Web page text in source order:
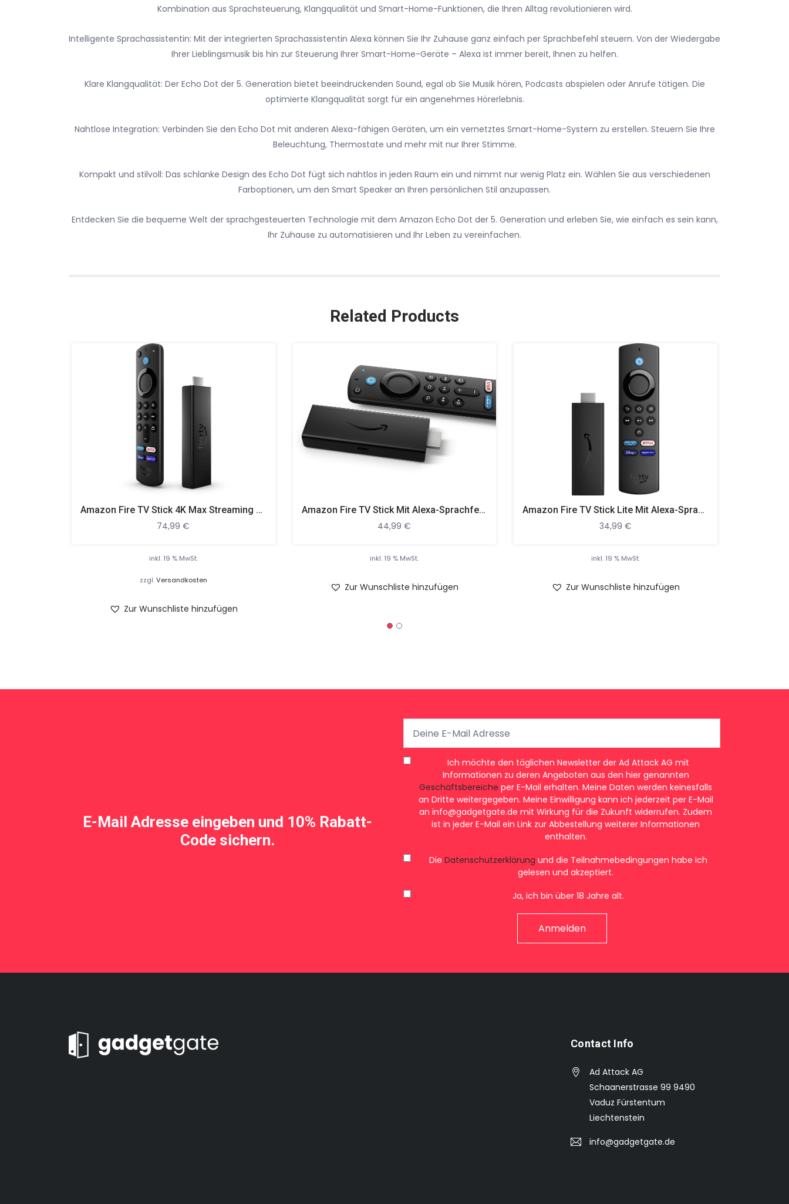
Kombination aus Sprachsteuerung, Klangqualität und Smart-Home-Funktionen, die Ihren Alltag revolutionieren wird.
Intelligente Sprachassistentin: Mit der integrierten Sprachassistentin Alexa können Sie Ihr Zuhause ganz einfach per Sprachbefehl steuern. Von der Wiedergabe
Ihrer Lieblingsmusik bis hin zur Steuerung Ihrer Smart-Home-Geräte – Alexa ist immer bereit, Ihnen zu helfen.
Klare Klangqualität: Der Echo Dot der 5. Generation bietet beeindruckenden Sound, egal ob Sie Musik hören, Podcasts abspielen oder Anrufe tätigen. Die
optimierte Klangqualität sorgt für ein angenehmes Hörerlebnis.
Nahtlose Integration: Verbinden Sie den Echo Dot mit anderen Alexa-fähigen Geräten, um ein vernetztes Smart-Home-System zu erstellen. Steuern Sie Ihre
Beleuchtung, Thermostate und mehr mit nur Ihrer Stimme.
Kompakt und stilvoll: Das schlanke Design des Echo Dot fügt sich nahtlos in jeden Raum ein und nimmt nur wenig Platz ein. Wählen Sie aus verschiedenen
Farboptionen, um den Smart Speaker an Ihren persönlichen Stil anzupassen.
Entdecken Sie die bequeme Welt der sprachgesteuerten Technologie mit dem Amazon Echo Dot der 5. Generation und erleben Sie, wie einfach es sein kann,
Ihr Zuhause zu automatisieren und Ihr Leben zu vereinfachen.
Related Products
Amazon Fire TV Stick 4K Max Streaming Stick, Schwarz
74,99€
inkl. 19 % MwSt.
zzgl.Versandkosten
Zur Wunschliste hinzufügen
Amazon Fire TV Stick Mit Alexa-Sprachfernbedienung (mit TV-Steuerungstasten) Streaming Stick, Schwarz
44,99€
inkl. 19 % MwSt.
Zur Wunschliste hinzufügen
Amazon Fire TV Stick Lite Mit Alexa-Sprachfernbedienung Lite (ohne TV-Steuerungstasten) Streaming Stick, Schwarz
34,99€
inkl. 19 % MwSt.
Zur Wunschliste hinzufügen
E-Mail Adresse eingeben und 10% Rabatt-
Code sichern.
Ich möchte den täglichen Newsletter der Ad Attack AG mit
Informationen zu deren Angeboten aus den hier genannten
Geschäftsbereiche per E-Mail erhalten. Meine Daten werden keinesfalls
an Dritte weitergegeben. Meine Einwilligung kann ich jederzeit per E-Mail
an info@gadgetgate.de mit Wirkung für die Zukunft widerrufen. Zudem
ist in jeder E-Mail ein Link zur Abbestellung weiterer Informationen
enthalten.
Die Datenschutzerklärung und die Teilnahmebedingungen habe ich
gelesen und akzeptiert.
Ja, ich bin über 18 Jahre alt.
Contact Info
Ad Attack AG
Schaanerstrasse 99 9490
Vaduz Fürstentum
Liechtenstein
info@gadgetgate.de